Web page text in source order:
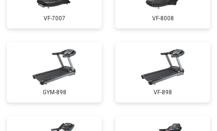
VF-7007 VF-8008
GYM-898 VF-898